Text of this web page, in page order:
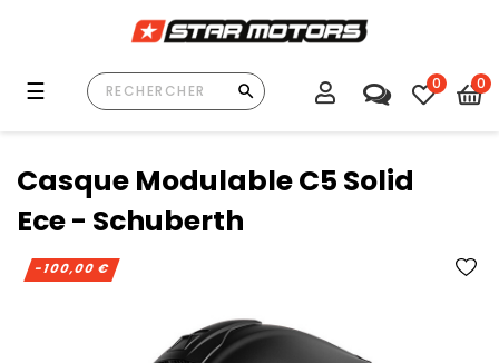
Basculer
☰ 0 0
Casque Modulable C5 Solid
Ece - Schuberth
-100,00 €